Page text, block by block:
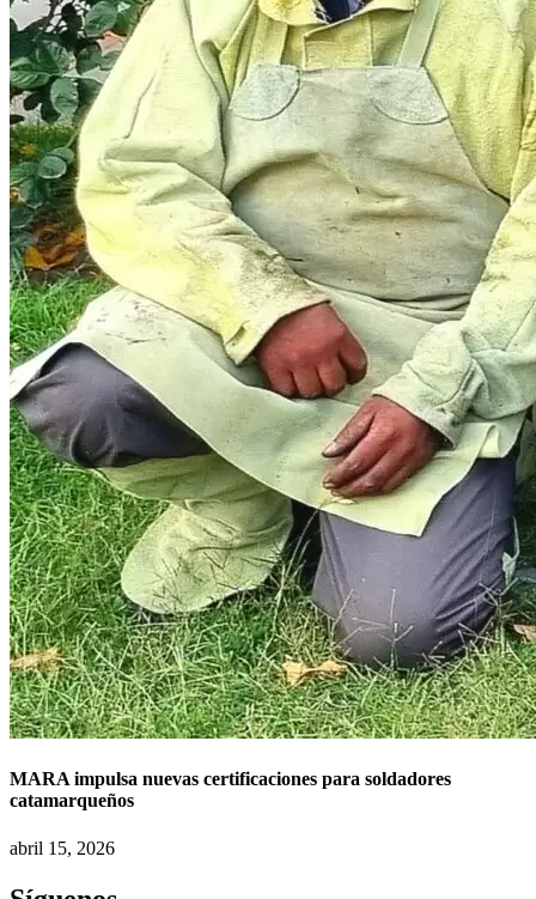
MARA impulsa nuevas certificaciones para soldadores
catamarqueños
abril 15, 2026